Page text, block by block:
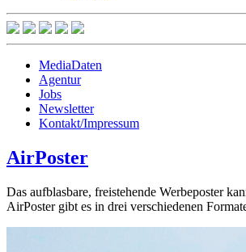
MediaDaten
Agentur
Jobs
Newsletter
Kontakt/Impressum
AirPoster
Das aufblasbare, freistehende Werbeposter
AirPoster gibt es in drei verschiedenen